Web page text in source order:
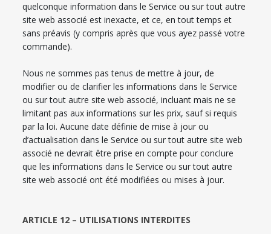
quelconque information dans le Service ou sur tout autre
site web associé est inexacte, et ce, en tout temps et
sans préavis (y compris après que vous ayez passé votre
commande).
Nous ne sommes pas tenus de mettre à jour, de
modifier ou de clarifier les informations dans le Service
ou sur tout autre site web associé, incluant mais ne se
limitant pas aux informations sur les prix, sauf si requis
par la loi. Aucune date définie de mise à jour ou
d’actualisation dans le Service ou sur tout autre site web
associé ne devrait être prise en compte pour conclure
que les informations dans le Service ou sur tout autre
site web associé ont été modifiées ou mises à jour.
ARTICLE 12 – UTILISATIONS INTERDITES